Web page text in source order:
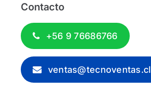
Contacto
+56 9 76686766
ventas@tecnoventas.cl